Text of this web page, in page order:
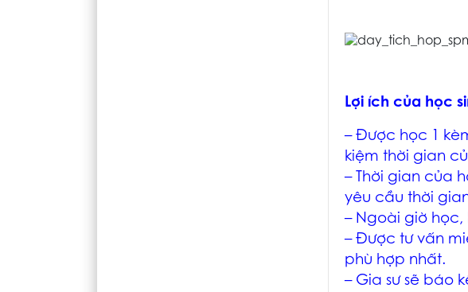
Lợi ích của học
– Được học 1
kiệm thời gian
– Thời gian của
yêu cầu thời
– Ngoài giờ học,
– Được tư vấn
phù hợp nhất.
– Gia sư sẽ báo